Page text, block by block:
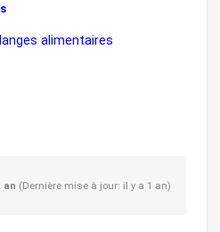
alimentaires
an (Dernière mise à jour: il y a 1 an)